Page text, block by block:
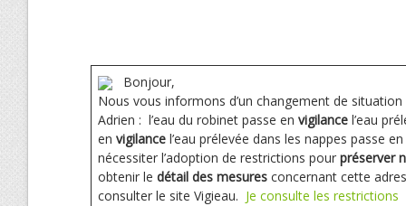
Bonjour,
Nous vous informons d’un changement de
Adrien : l’eau du robinet passe en vigilance l’eau
en vigilance l’eau prélevée dans les nappes passe en
nécessiter l’adoption de restrictions pourpréserver
obtenir ledétail des mesures concernant cette
consulter le site Vigieau. ­ Je consulte les restrictions